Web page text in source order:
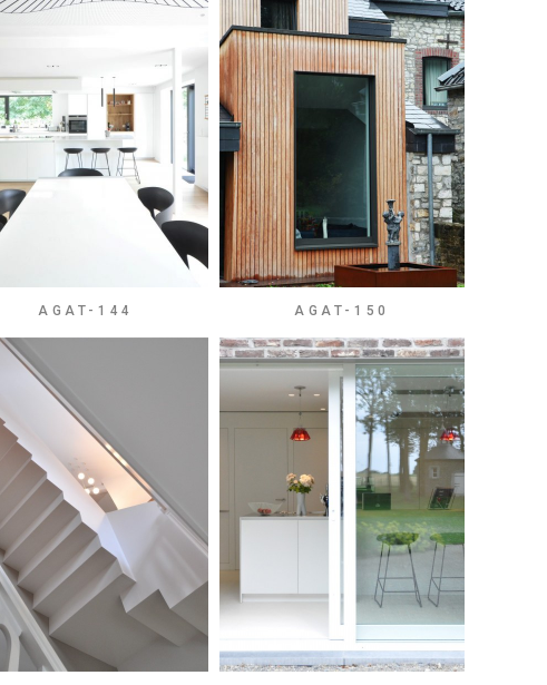
AGAT-144 AGAT-150